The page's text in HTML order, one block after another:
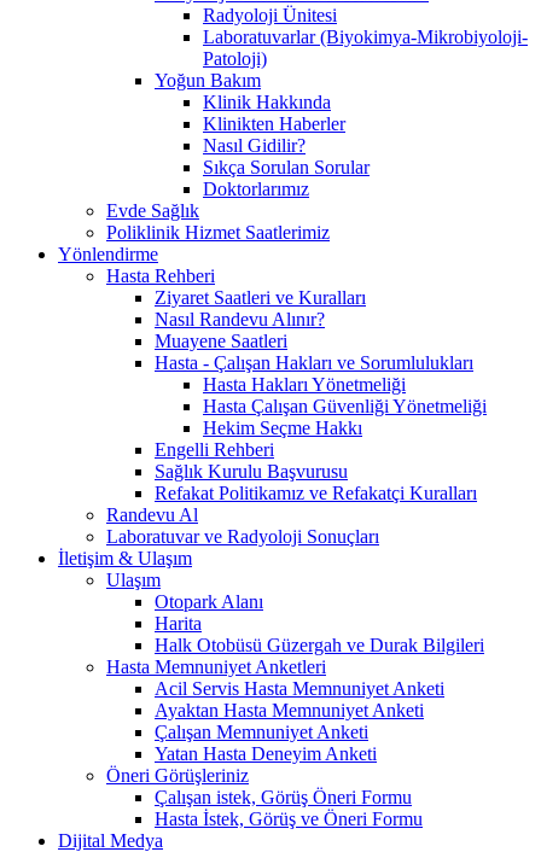
Radyoloji Ünitesi
Laboratuvarlar (Biyokimya-Mikrobiyoloji-
Patoloji)
Yoğun Bakım
Klinik Hakkında
Klinikten Haberler
Nasıl Gidilir?
Sıkça Sorulan Sorular
Doktorlarımız
Evde Sağlık
Poliklinik Hizmet Saatlerimiz
Yönlendirme
Hasta Rehberi
Ziyaret Saatleri ve Kuralları
Nasıl Randevu Alınır?
Muayene Saatleri
Hasta - Çalışan Hakları ve Sorumlulukları
Hasta Hakları Yönetmeliği
Hasta Çalışan Güvenliği Yönetmeliği
Hekim Seçme Hakkı
Engelli Rehberi
Sağlık Kurulu Başvurusu
Refakat Politikamız ve Refakatçi Kuralları
Randevu Al
Laboratuvar ve Radyoloji Sonuçları
İletişim & Ulaşım
Ulaşım
Otopark Alanı
Harita
Halk Otobüsü Güzergah ve Durak Bilgileri
Hasta Memnuniyet Anketleri
Acil Servis Hasta Memnuniyet Anketi
Ayaktan Hasta Memnuniyet Anketi
Çalışan Memnuniyet Anketi
Yatan Hasta Deneyim Anketi
Öneri Görüşleriniz
Çalışan istek, Görüş Öneri Formu
Hasta İstek, Görüş ve Öneri Formu
Dijital Medya